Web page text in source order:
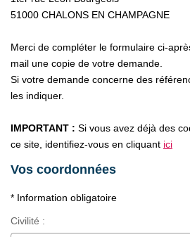
Qui Sommes
CONTACT
51000 CHALONS EN CHAMPAGNE
Merci de compléter le formulaire ci-
mail une copie de votre demande.
Si votre demande concerne des
les indiquer.
IMPORTANT : Si vous avez déjà des
ce site, identifiez-vous en cliquant ici
Vos coordonnées
* Information obligatoire
Civilité :